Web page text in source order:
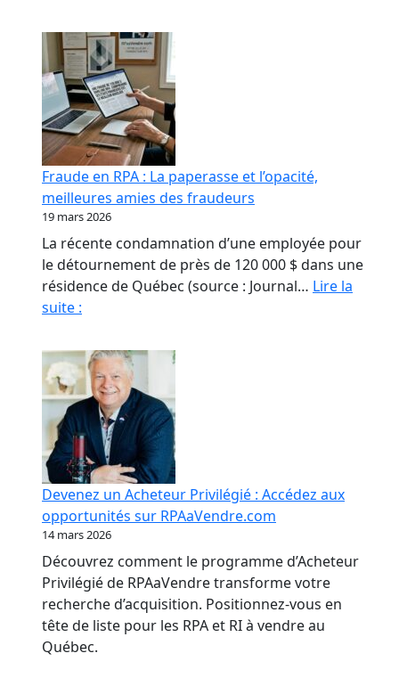
Fraude en RPA : La paperasse et l’opacité,
meilleures amies des fraudeurs
19 mars 2026
La récente condamnation d’une employée pour
le détournement de près de 120 000 $ dans une
résidence de Québec (source : Journal… Lire la
suite :
RPA
:
La
paperasse
et
l’opacité,
meilleures
amies
des
fraudeurs
Devenez un Acheteur Privilégié : Accédez aux
opportunités sur RPAaVendre.com
14 mars 2026
Découvrez comment le programme d’Acheteur
Privilégié de RPAaVendre transforme votre
recherche d’acquisition. Positionnez-vous en
tête de liste pour les RPA et RI à vendre au
Québec.